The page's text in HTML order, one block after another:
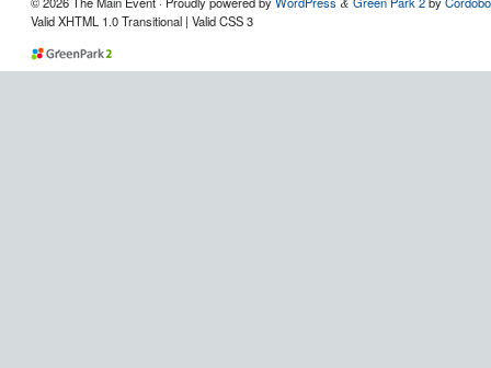
Valid XHTML 1.0 Transitional | Valid CSS 3